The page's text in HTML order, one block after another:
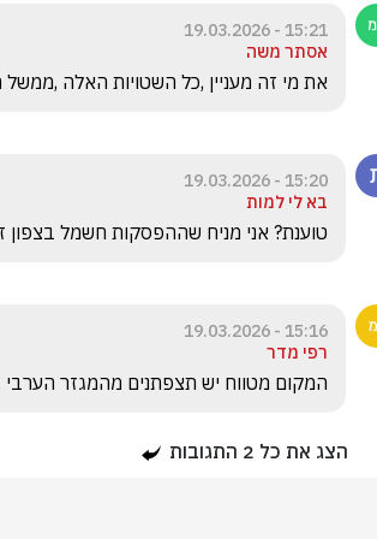
15:21 - 19.03.2026
אסתר משה
את מי זה מעניין ,כל השטויות האלה ,ממשל
15:20 - 19.03.2026
בא לי למות
טוענת? אני מניח שההפסקות חשמל בצפון
15:16 - 19.03.2026
רפי מדר
המקום מטווח יש תצפתנים מהמגזר הערבי
הצג את כל 2 התגובות